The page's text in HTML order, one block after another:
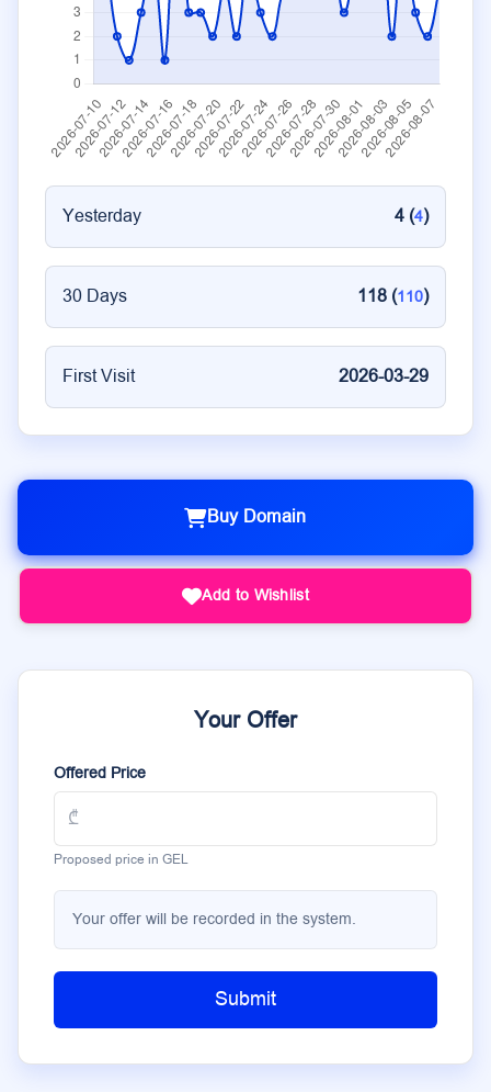
Yesterday 4 (4)
30 Days 118 (110)
First Visit 2026-03-29
Buy Domain
Add to Wishlist
Your Offer
Offered Price
Proposed price in GEL
Your offer will be recorded in the system.
Submit